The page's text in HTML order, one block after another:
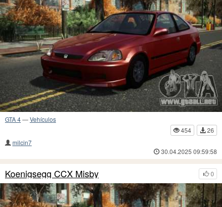
GTA 4—Vehículos
454
26
milcin7
30.04.2025 09:59:58
0
Koenigsegg CCX Misby